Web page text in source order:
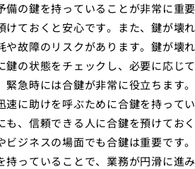
備の鍵を持っていることが非常に重
ておくと安心です。また、鍵が壊
故障のリスクがあります。鍵が壊
の状態をチェックし、必要に応じ
急時には合鍵が非常に役立ちます
に助けを呼ぶために合鍵を持って
、信頼できる人に合鍵を預けてお
ジネスの場面でも合鍵は重要です
っていることで、業務が円滑に進